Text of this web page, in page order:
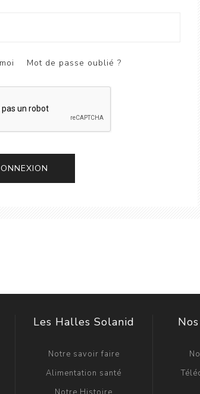
Mot de passe oublié ?
Les Halles Solanid
Notre savoir faire
Alimentation santé